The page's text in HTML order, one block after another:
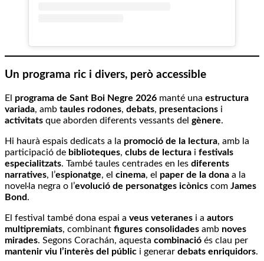
Un programa ric i divers, però accessible
El programa de Sant Boi Negre 2026 manté una estructura
variada, amb taules rodones, debats, presentacions i
activitats que aborden diferents vessants del gènere.
Hi haurà espais dedicats a la promoció de la lectura, amb la
participació de biblioteques, clubs de lectura i festivals
especialitzats. També taules centrades en les diferents
narratives, l’espionatge, el cinema, el paper de la dona a la
novel·la negra o l’evolució de personatges icònics com James
Bond.
El festival també dona espai a veus veteranes i a autors
multipremiats, combinant figures consolidades amb noves
mirades. Segons Corachán, aquesta combinació és clau per
mantenir viu l’interès del públic i generar debats enriquidors.